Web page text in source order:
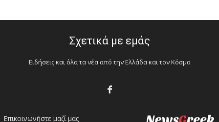
Σχετικά με εμάς
Ειδήσεις και όλα τα νέα από την Ελλάδα και τον Κόσμο
Επικοινωνήστε μαζί μας